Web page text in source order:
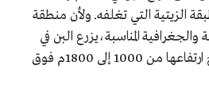
الزيتية التي تغلفه. ولأن منطقة
والجغرافية المناسبة،يزرع البن في
المرتفعات الجبلية التي يتراوح ارتفاعها من 1000 إلى 1800م فوق